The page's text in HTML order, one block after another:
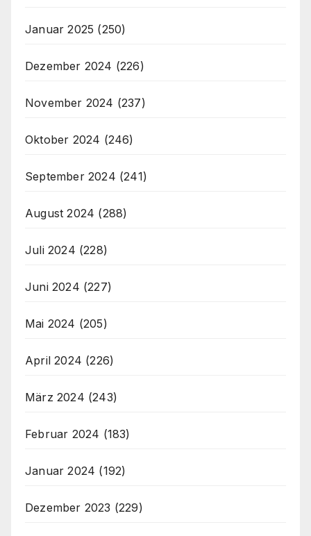
Januar 2025 (250)
Dezember 2024 (226)
November 2024 (237)
Oktober 2024 (246)
September 2024 (241)
August 2024 (288)
Juli 2024 (228)
Juni 2024 (227)
Mai 2024 (205)
April 2024 (226)
März 2024 (243)
Februar 2024 (183)
Januar 2024 (192)
Dezember 2023 (229)